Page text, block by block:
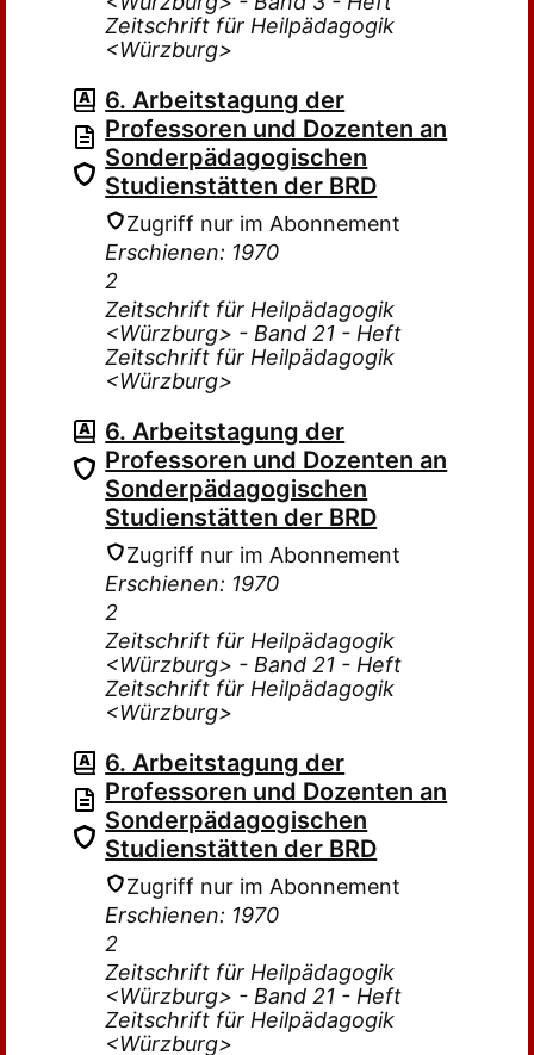
Zeitschrift für Heilpädagogik
<Würzburg>
6. Arbeitstagung der
Professoren und Dozenten an
Sonderpädagogischen
Studienstätten der BRD
Zugriff nur im Abonnement
Erschienen: 1970
2
Zeitschrift für Heilpädagogik
<Würzburg> - Band 21 - Heft
Zeitschrift für Heilpädagogik
<Würzburg>
6. Arbeitstagung der
Professoren und Dozenten an
Sonderpädagogischen
Studienstätten der BRD
Zugriff nur im Abonnement
Erschienen: 1970
2
Zeitschrift für Heilpädagogik
<Würzburg> - Band 21 - Heft
Zeitschrift für Heilpädagogik
<Würzburg>
6. Arbeitstagung der
Professoren und Dozenten an
Sonderpädagogischen
Studienstätten der BRD
Zugriff nur im Abonnement
Erschienen: 1970
2
Zeitschrift für Heilpädagogik
<Würzburg> - Band 21 - Heft
Zeitschrift für Heilpädagogik
<Würzburg>